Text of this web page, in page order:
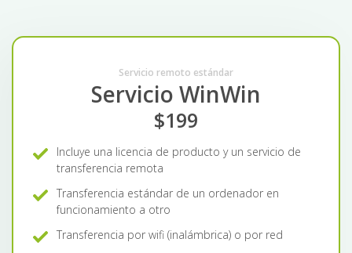
Servicio remoto estándar
Servicio WinWin
$199
Incluye una licencia de producto y un servicio de
transferencia remota
Transferencia estándar de un ordenador en
funcionamiento a otro
Transferencia por wifi (inalámbrica) o por red